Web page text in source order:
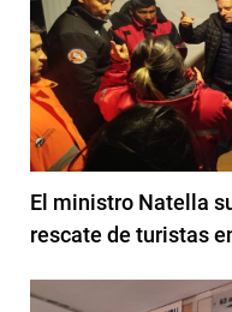
El ministro Natella
rescate de turistas